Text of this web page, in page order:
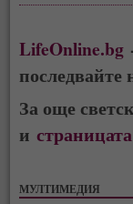
LifeOnline.bg
последвайте
За още
и
МУЛТИМЕДИЯ